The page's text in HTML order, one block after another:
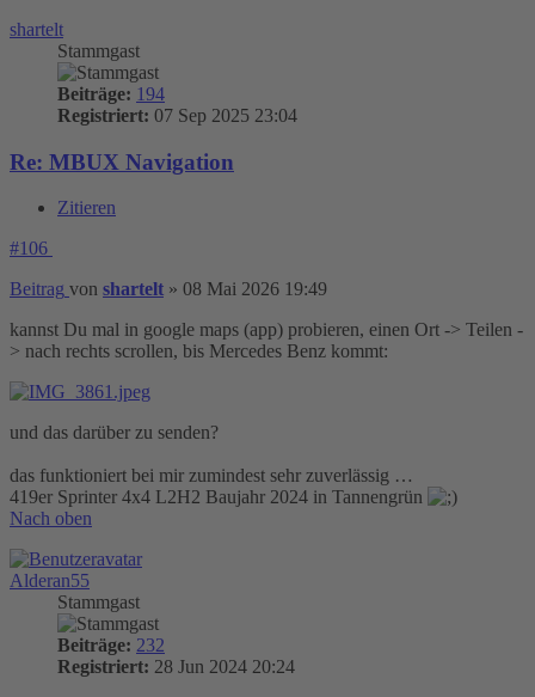
shartelt
Stammgast
Beiträge: 194
Registriert: 07 Sep 2025 23:04
Re: MBUX Navigation
Zitieren
#106
Beitrag von shartelt » 08 Mai 2026 19:49
kannst Du mal in google maps (app) probieren, einen Ort -> Teilen -
> nach rechts scrollen, bis Mercedes Benz kommt:
und das darüber zu senden?
das funktioniert bei mir zumindest sehr zuverlässig …
419er Sprinter 4x4 L2H2 Baujahr 2024 in Tannengrün
Nach oben
Alderan55
Stammgast
Beiträge: 232
Registriert: 28 Jun 2024 20:24